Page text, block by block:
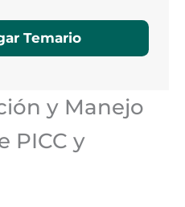
y Manejo
PICC y
Temario